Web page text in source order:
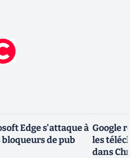
Edge s'attaque à
de pub
Google
les
dans